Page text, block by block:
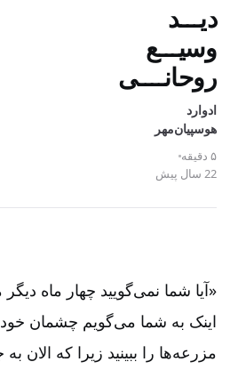
دیـــد
وسیـــع
روحانــــی
ادوارد
هوسپیان‌مهر
۵ دقیقه
22 سال پیش
«آیا شما نمی‌گویید چهار ماه
اینک به شما می‌گویم چشمان خود
مزرعه‌ها را ببینید زیرا که